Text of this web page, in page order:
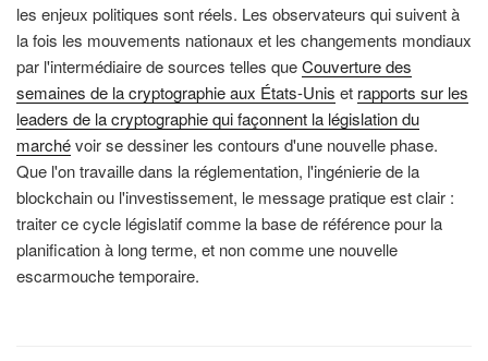
les enjeux politiques sont réels. Les observateurs qui suivent à
la fois les mouvements nationaux et les changements mondiaux
par l'intermédiaire de sources telles queCouverture des
semaines de la cryptographie aux États-Unis et rapports sur les
leaders de la cryptographie qui façonnent la législation du
marchévoir se dessiner les contours d'une nouvelle phase.
Que l'on travaille dans la réglementation, l'ingénierie de la
blockchain ou l'investissement, le message pratique est clair :
traiter ce cycle législatif comme la base de référence pour la
planification à long terme, et non comme une nouvelle
escarmouche temporaire.